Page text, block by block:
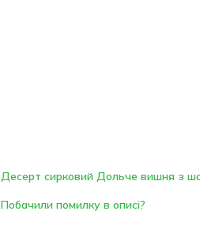
Десерт сирковий Дольче вишня з
Побачили помилку в описі?